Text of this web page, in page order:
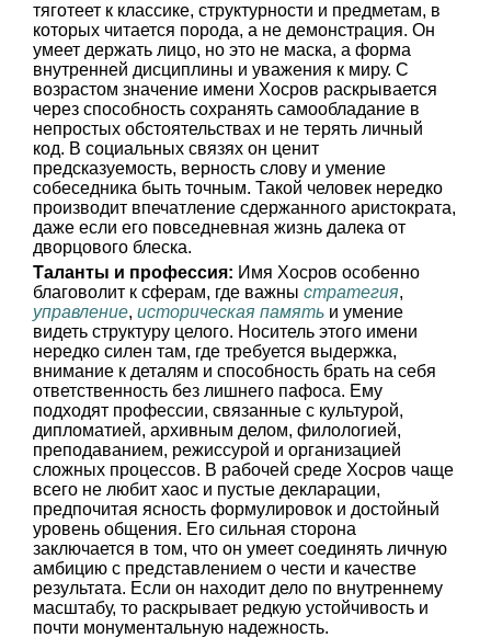
тяготеет к классике, структурности и предметам, в
которых читается порода, а не демонстрация. Он
умеет держать лицо, но это не маска, а форма
внутренней дисциплины и уважения к миру. С
возрастом значение имени Хосров раскрывается
через способность сохранять самообладание в
непростых обстоятельствах и не терять личный
код. В социальных связях он ценит
предсказуемость, верность слову и умение
собеседника быть точным. Такой человек нередко
производит впечатление сдержанного аристократа,
даже если его повседневная жизнь далека от
дворцового блеска.
Таланты и профессия: Имя Хосров особенно
благоволит к сферам, где важны стратегия,
управление, историческая память и умение
видеть структуру целого. Носитель этого имени
нередко силен там, где требуется выдержка,
внимание к деталям и способность брать на себя
ответственность без лишнего пафоса. Ему
подходят профессии, связанные с культурой,
дипломатией, архивным делом, филологией,
преподаванием, режиссурой и организацией
сложных процессов. В рабочей среде Хосров чаще
всего не любит хаос и пустые декларации,
предпочитая ясность формулировок и достойный
уровень общения. Его сильная сторона
заключается в том, что он умеет соединять личную
амбицию с представлением о чести и качестве
результата. Если он находит дело по внутреннему
масштабу, то раскрывает редкую устойчивость и
почти монументальную надежность.